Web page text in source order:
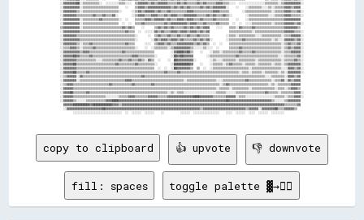
copy to clipboard 👍 upvote 👎 downvote
fill: spaces toggle palette ▓→✊🏽